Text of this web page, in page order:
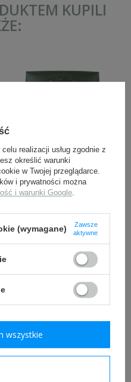
KUPILI
Klamra Wehrmachtu,
stalowa, tłoczona, zielona
- replika
49,00 zł
Kalkomania SS - nowa
6,89 zł
realizacji usług zgodnie z
określić warunki
w Twojej przeglądarce.
i prywatności można
i warunki Google.
(wymagane)
Zawsze
aktywne
wszystkie